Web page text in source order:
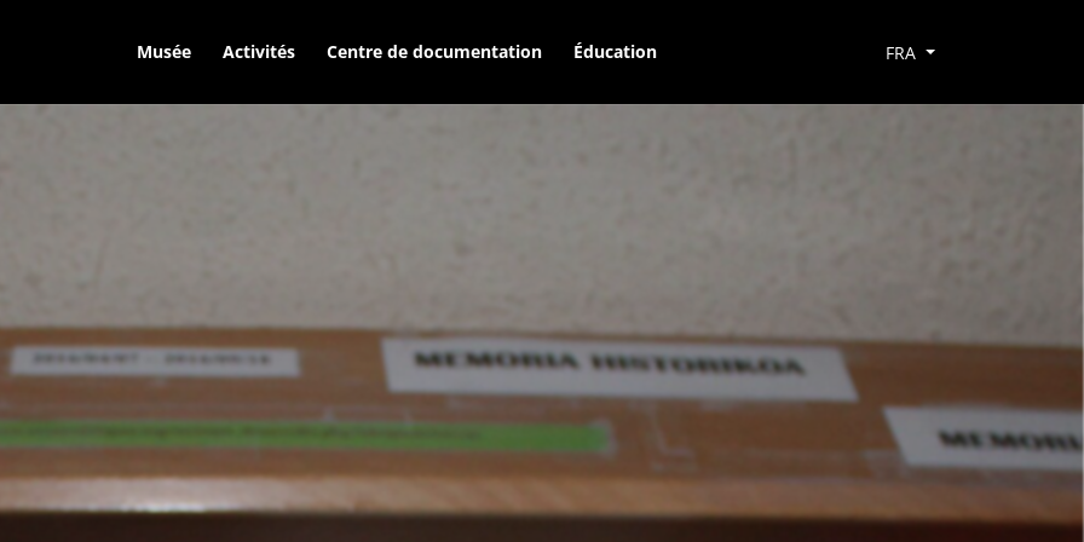
Musée Activités Centre de documentation Éducation FRA